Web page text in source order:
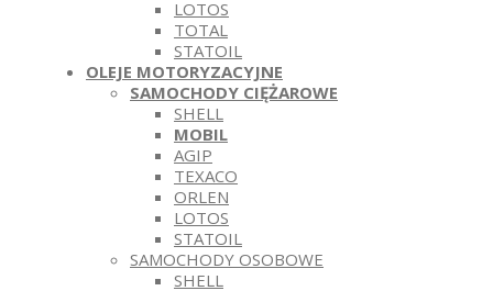
LOTOS
TOTAL
STATOIL
OLEJE MOTORYZACYJNE
SAMOCHODY CIĘŻAROWE
SHELL
MOBIL
AGIP
TEXACO
ORLEN
LOTOS
STATOIL
SAMOCHODY OSOBOWE
SHELL